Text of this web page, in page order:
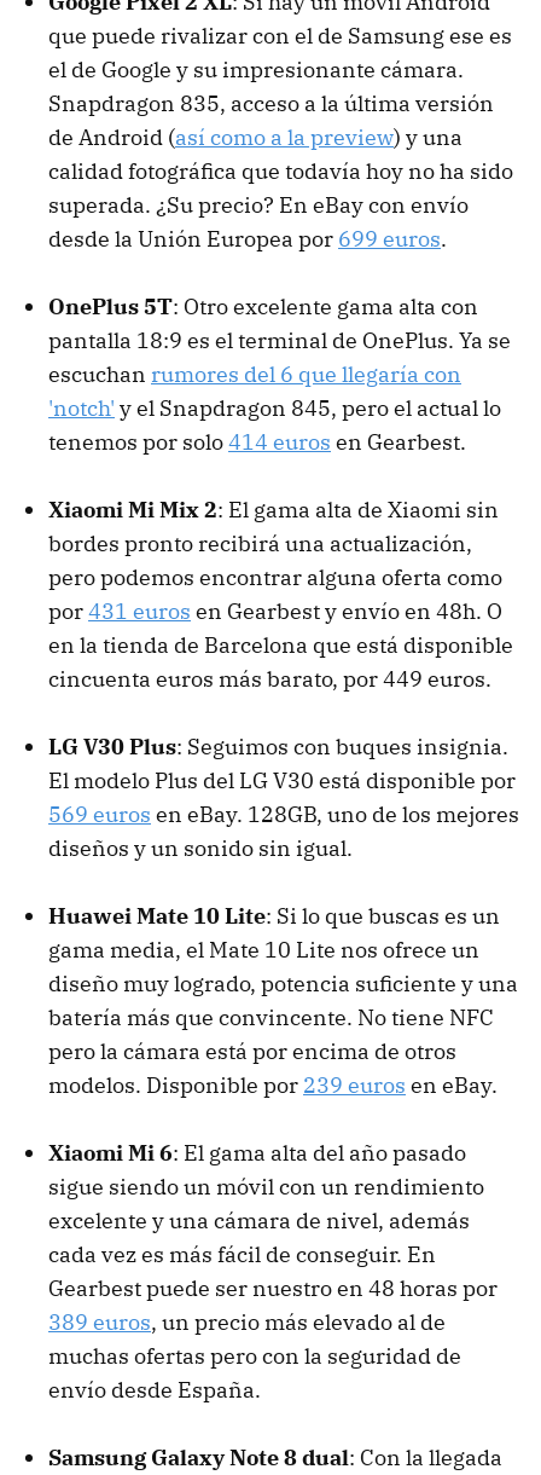
que puede rivalizar con el de Samsung ese es
el de Google y su impresionante cámara.
Snapdragon 835, acceso a la última versión
de Android (así como a la preview) y una
calidad fotográfica que todavía hoy no ha sido
superada. ¿Su precio? En eBay con envío
desde la Unión Europea por 699 euros.
OnePlus 5T: Otro excelente gama alta con
pantalla 18:9 es el terminal de OnePlus. Ya se
escuchan rumores del 6 que llegaría con
'notch' y el Snapdragon 845, pero el actual lo
tenemos por solo414 euros en Gearbest.
Xiaomi Mi Mix 2: El gama alta de Xiaomi sin
bordes pronto recibirá una actualización,
pero podemos encontrar alguna oferta como
por431 euros en Gearbest y envío en 48h. O
en la tienda de Barcelona que está disponible
cincuenta euros más barato, por 449 euros.
LG V30 Plus: Seguimos con buques insignia.
El modelo Plus del LG V30 está disponible por
569 euros en eBay. 128GB, uno de los mejores
diseños y un sonido sin igual.
Huawei Mate 10 Lite: Si lo que buscas es un
gama media, el Mate 10 Lite nos ofrece un
diseño muy logrado, potencia suficiente y una
batería más que convincente. No tiene NFC
pero la cámara está por encima de otros
modelos. Disponible por 239 euros en eBay.
Xiaomi Mi 6: El gama alta del año pasado
sigue siendo un móvil con un rendimiento
excelente y una cámara de nivel, además
cada vez es más fácil de conseguir. En
Gearbest puede ser nuestro en 48 horas por
389 euros, un precio más elevado al de
muchas ofertas pero con la seguridad de
envío desde España.
Samsung Galaxy Note 8 dual: Con la llegada